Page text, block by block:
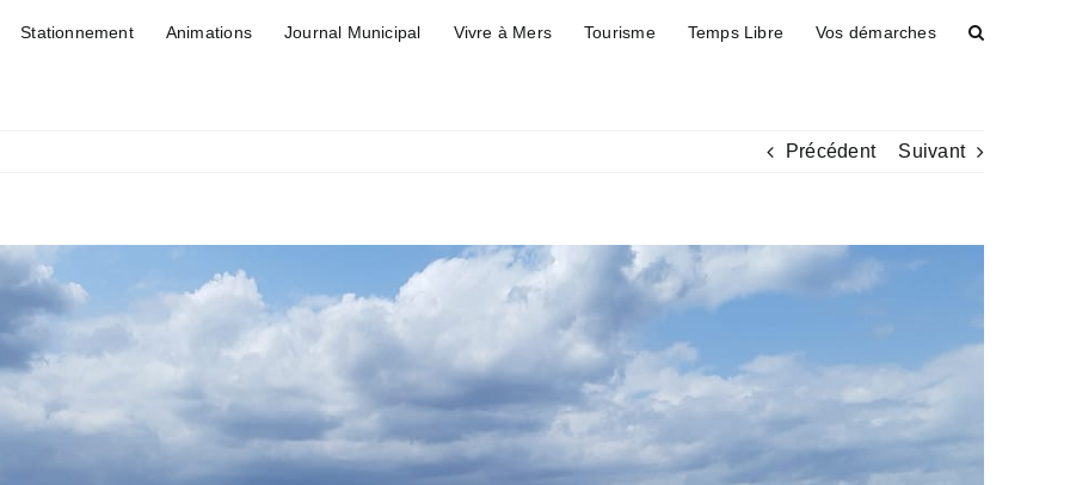
Stationnement Animations Journal Municipal Vivre à Mers Tourisme Temps Libre Vos démarches
Précédent Suivant